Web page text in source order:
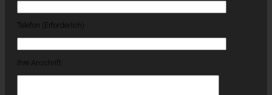
Telefon (Erforderlich)
Ihre Anschrift